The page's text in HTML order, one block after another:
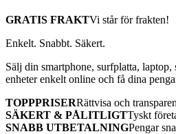
GRATIS FRAKTVi står för frakten!
Enkelt. Snabbt. Säkert.
Sälj din smartphone, surfplatta, laptop,
enheter enkelt online och få dina
TOPPPRISERRättvisa och
SÄKERT & PÅLITLIGTTyskt
SNABB UTBETALNINGPengar